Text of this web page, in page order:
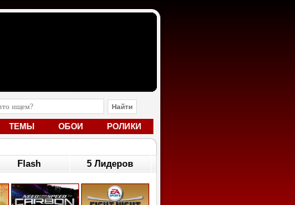
ТЕМЫ ОБОИ РОЛИКИ
Flash 5 Лидеров